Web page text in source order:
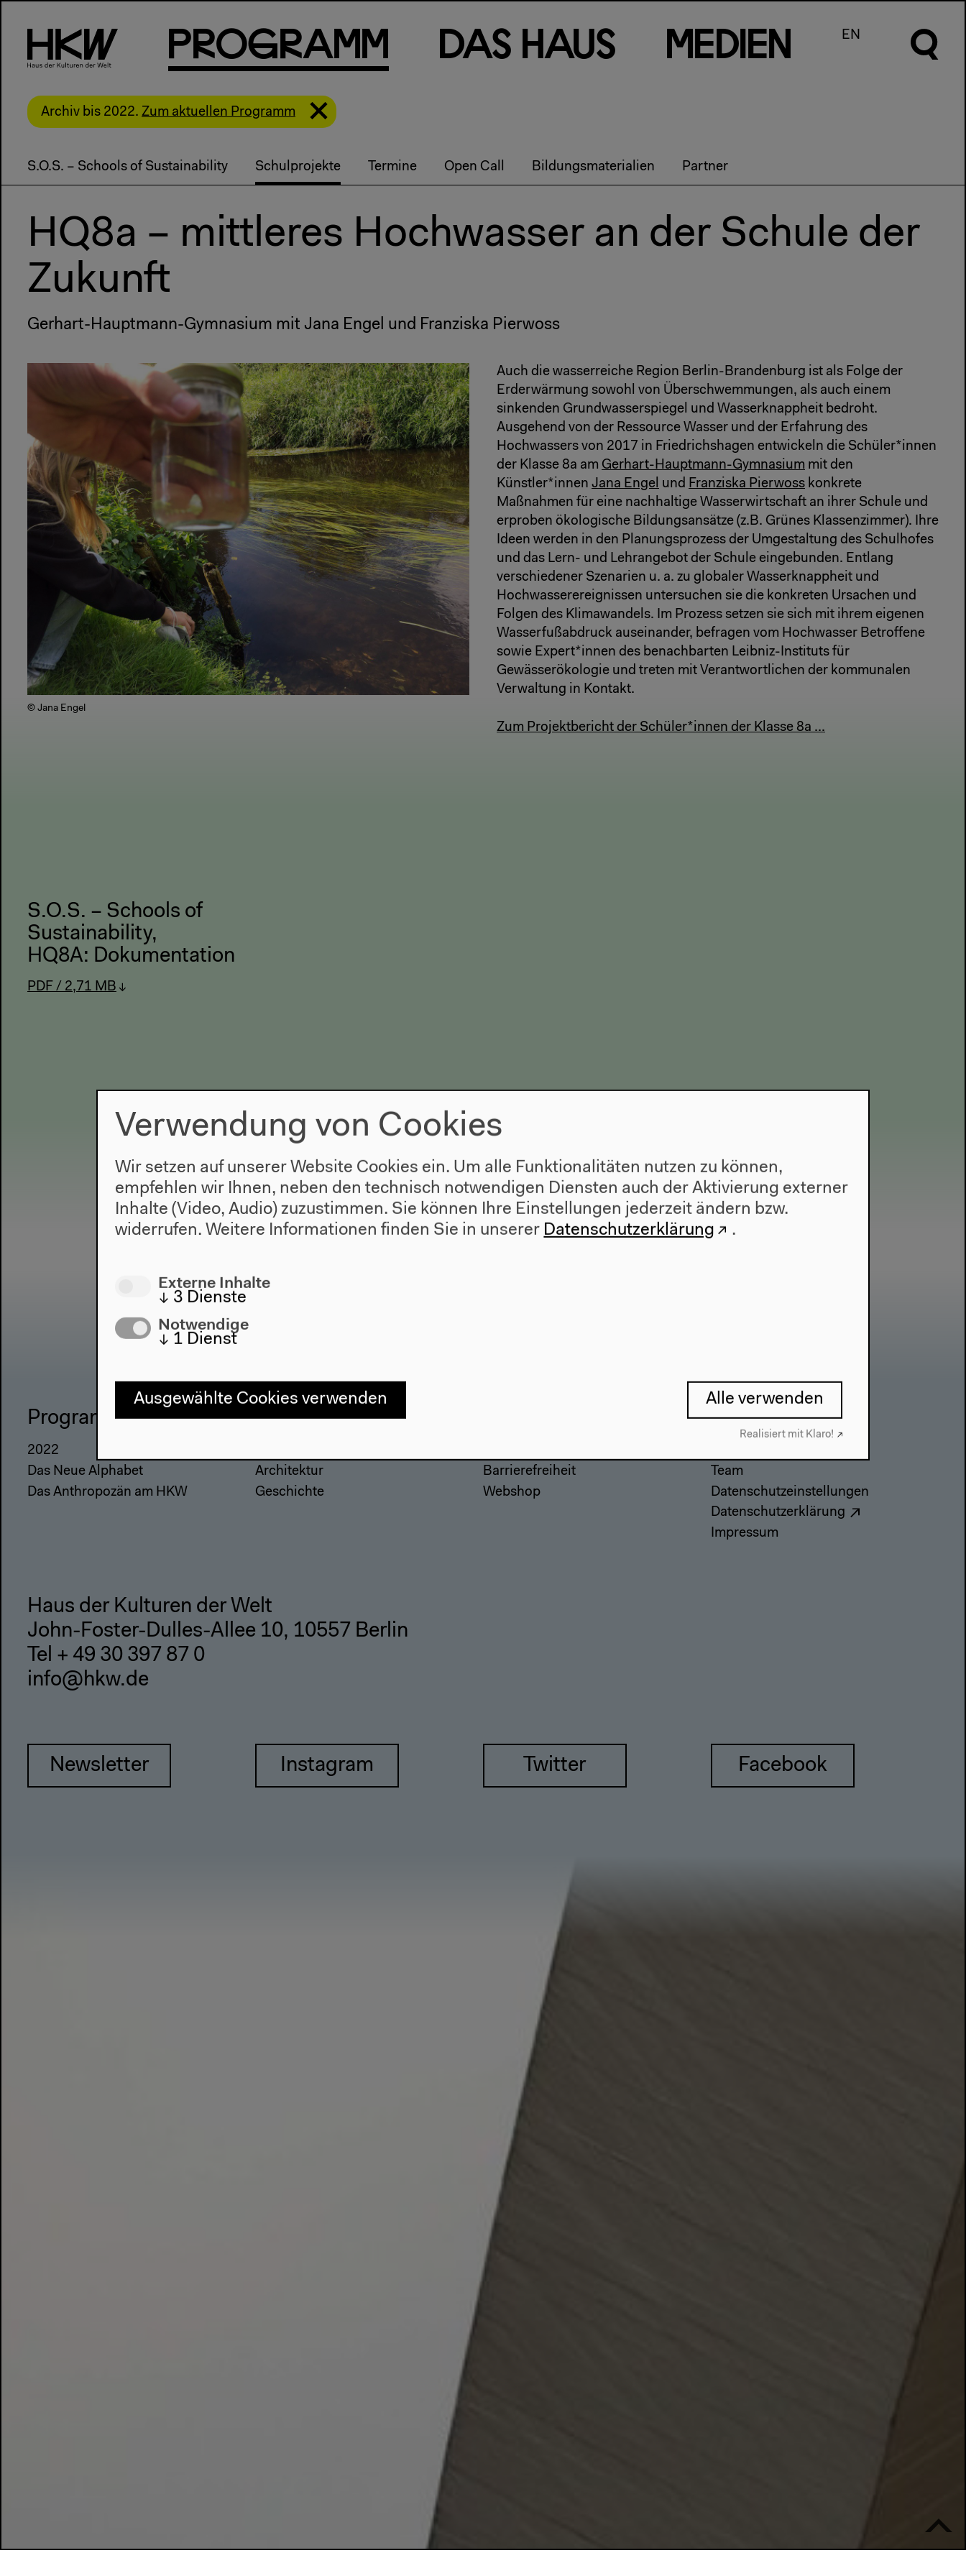
PRog Ram m Das Haus m e d en EN
Archiv bis 2022. Zum aktuellen Programm
S.O.S. – Schools of Sustainability Schulprojekte Termine Open Call Bildungsmaterialien Partner
HQ8a – mittleres Hochwasser an der Schule der
Zukunft
Gerhart-Hauptmann-Gymnasium mit Jana Engel und Franziska Pierwoss
© Jana Engel
Auch die wasserreiche Region Berlin-Brandenburg ist als Folge der
Erderwärmung sowohl von Überschwemmungen, als auch einem
sinkenden Grundwasserspiegel und Wasserknappheit bedroht.
Ausgehend von der Ressource Wasser und der Erfahrung des
Hochwassers von 2017 in Friedrichshagen entwickeln die Schüler*innen
der Klasse 8a am Gerhart-Hauptmann-Gymnasium mit den
Künstler*innen Jana Engel und Franziska Pierwoss konkrete
Maßnahmen für eine nachhaltige Wasserwirtschaft an ihrer Schule und
erproben ökologische Bildungsansätze (z.B. Grünes Klassenzimmer). Ihre
Ideen werden in den Planungsprozess der Umgestaltung des Schulhofes
und das Lern- und Lehrangebot der Schule eingebunden. Entlang
verschiedener Szenarien u. a. zu globaler Wasserknappheit und
Hochwasserereignissen untersuchen sie die konkreten Ursachen und
Folgen des Klimawandels. Im Prozess setzen sie sich mit ihrem eigenen
Wasserfußabdruck auseinander, befragen vom Hochwasser Betroffene
sowie Expert*innen des benachbarten Leibniz-Instituts für
Gewässerökologie und treten mit Verantwortlichen der kommunalen
Verwaltung in Kontakt.
Zum Projektbericht der Schüler*innen der Klasse 8a ...
S.O.S. – Schools of
Sustainability,
HQ8A: Dokumentation
PDF / 2,71 MB
Programm
2022
Das Neue Alphabet
Das Anthropozän am HKW
Haus
Architektur
Geschichte
Barrierefreiheit
Webshop
Kontakt
Team
Datenschutzeinstellungen
Datenschutzerklärung
Impressum
Haus der Kulturen der Welt
John-Foster-Dulles-Allee 10, 10557 Berlin
Tel + 49 30 397 87 0
info@hkw.de
Newsletter Instagram Twitter Facebook
Verwendung von Cookies
Wir setzen auf unserer Website Cookies ein. Um alle Funktionalitäten nutzen zu können,
empfehlen wir Ihnen, neben den technisch notwendigen Diensten auch der Aktivierung externer
Inhalte (Video, Audio) zuzustimmen. Sie können Ihre Einstellungen jederzeit ändern bzw.
widerrufen. Weitere Informationen finden Sie in unserer Datenschutzerklärung .
Externe Inhalte
↓ 3 Dienste
Notwendige
↓ 1 Dienst
Ausgewählte Cookies verwenden Alle verwenden
Realisiert mit Klaro!